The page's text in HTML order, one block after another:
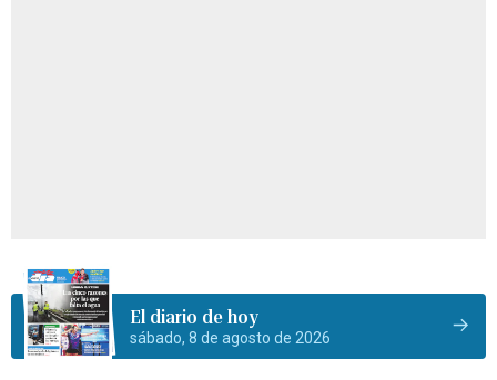
El diario de hoy
sábado, 8 de agosto de 2026